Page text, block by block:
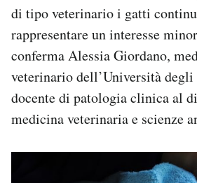
di tipo veterinario i gatti
rappresentare un interesse
conferma Alessia Giordano,
veterinario dell’Università
docente di patologia clinica al
medicina veterinaria e scienze